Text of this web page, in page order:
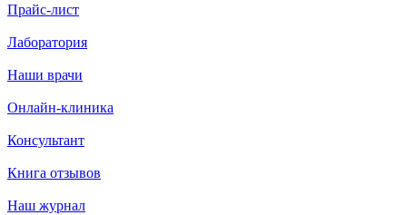
Прайс-лист
Лаборатория
Наши врачи
Онлайн-клиника
Консультант
Книга отзывов
Наш журнал